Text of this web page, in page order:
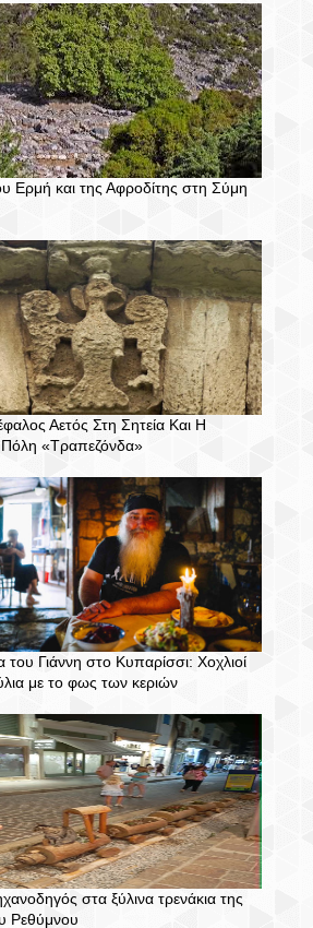
Ερμή και της Αφροδίτης στη Σύμη
Αετός Στη Σητεία Και Η
Πόλη «Τραπεζόνδα»
του Γιάννη στο Κυπαρίσσι: Χοχλιοί
με το φως των κεριών
στα ξύλινα τρενάκια της
Ρεθύμνου